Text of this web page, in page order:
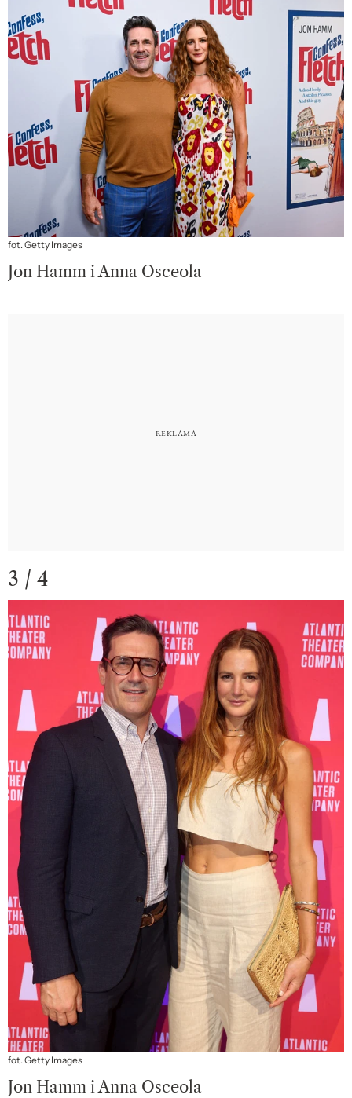
fot. Getty Images
Jon Hamm i Anna Osceola
3 / 4
fot. Getty Images
Jon Hamm i Anna Osceola